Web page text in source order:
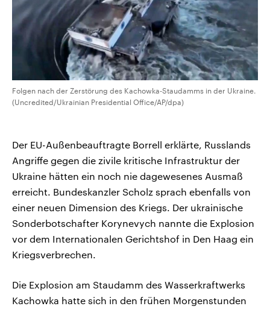
Folgen nach der Zerstörung des Kachowka-Staudamms in der Ukraine.
(Uncredited/Ukrainian Presidential Office/AP/dpa)
Der EU-Außenbeauftragte Borrell erklärte, Russlands
Angriffe gegen die zivile kritische Infrastruktur der
Ukraine hätten ein noch nie dagewesenes Ausmaß
erreicht. Bundeskanzler Scholz sprach ebenfalls von
einer neuen Dimension des Kriegs. Der ukrainische
Sonderbotschafter Korynevych nannte die Explosion
vor dem Internationalen Gerichtshof in Den Haag ein
Kriegsverbrechen.
Die Explosion am Staudamm des Wasserkraftwerks
Kachowka hatte sich in den frühen Morgenstunden